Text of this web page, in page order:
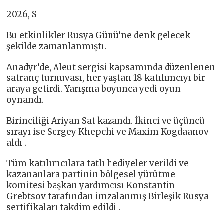
2026, S
Bu etkinlikler Rusya Günü’ne denk gelecek
şekilde zamanlanmıştı.
Anadyr’de, Aleut sergisi kapsamında düzenlenen
satranç turnuvası, her yaştan 18 katılımcıyı bir
araya getirdi. Yarışma boyunca yedi oyun
oynandı.
Birinciliği Ariyan Sat kazandı. İkinci ve üçüncü
sırayı ise Sergey Khepchi ve Maxim Kogdaanov
aldı .
Tüm katılımcılara tatlı hediyeler verildi ve
kazananlara partinin bölgesel yürütme
komitesi başkan yardımcısı Konstantin
Grebtsov tarafından imzalanmış Birleşik Rusya
sertifikaları takdim edildi .